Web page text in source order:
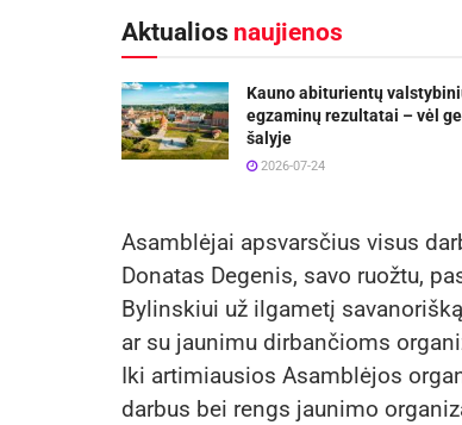
Aktualios naujienos
Kauno abiturientų
egzaminų rezultatai – vėl
šalyje
2026-07-24
Asamblėjai apsvarsčius visus
Donatas Degenis, savo ruožtu,
Bylinskiui už ilgametį
ar su jaunimu dirbančioms
Iki artimiausios Asamblėjos
darbus bei rengs jaunimo